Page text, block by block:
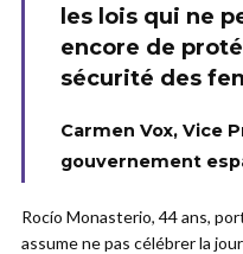
les lois qui ne
encore de
sécurité des
Carmen Vox, Vice
gouvernement
Rocío Monasterio, 44 ans,
assume ne pas célébrer la